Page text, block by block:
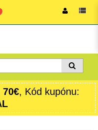
70€, Kód kupónu: